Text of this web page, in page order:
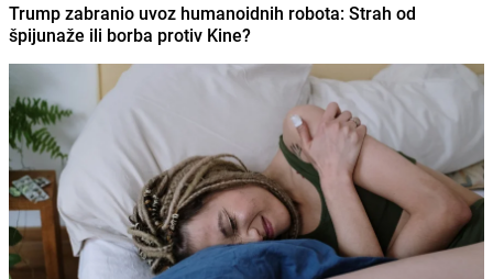
Trump zabranio uvoz humanoidnih robota: Strah od
špijunaže ili borba protiv Kine?